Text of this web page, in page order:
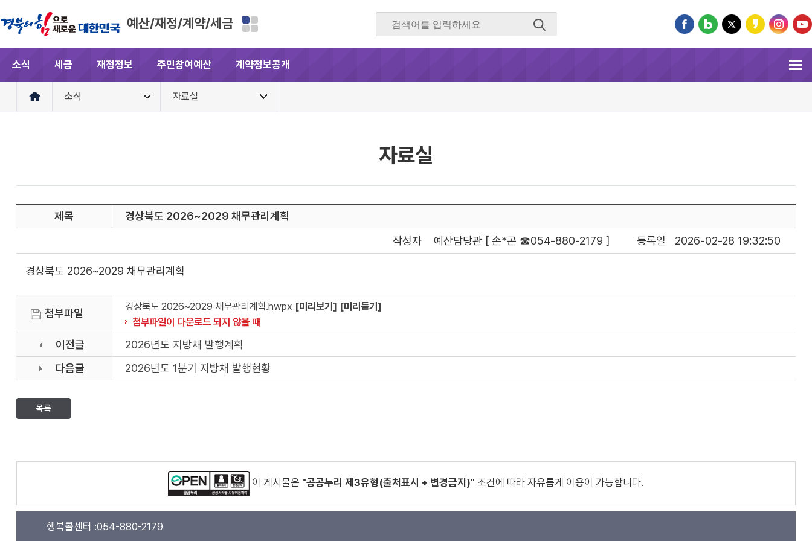
예산/재정/계약/세금
소식 세금 재정정보 주민참여예산 계약정보공개
소식 자료실
자료실
제목
경상북도 2026~2029 채무관리계획
등록일
2026-02-28 19:32:50
작성자 예산담당관 [ 손*곤 ☎054-880-2179 ]
경상북도 2026~2029 채무관리계획
첨부파일
경상북도 2026~2029 채무관리계획.hwpx [미리보기] [미리듣기]
첨부파일이 다운로드 되지 않을 때
이전글
2026년도 지방채 발행계획
다음글
2026년도 1분기 지방채 발행현황
목록
이 게시물은 "공공누리 제3유형(출처표시 + 변경금지)" 조건에 따라 자유롭게 이용이 가능합니다.
행복콜센터 :054-880-2179